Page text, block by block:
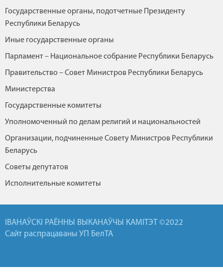
Государственные органы, подотчетные Президенту
Республики Беларусь
Иные государственные органы
Парламент – Национальное собрание Республики Беларусь
Правительство – Совет Министров Республики Беларусь
Министерства
Государственные комитеты
Уполномоченный по делам религий и национальностей
Организации, подчиненные Совету Министров Республики
Беларусь
Советы депутатов
Исполнительные комитеты
ІВАНАЎСКІ РАЁННЫ ВЫКАНАЎЧЫ КАМІТЭТ ©2022
Сайт распрацаваны УП БелТА